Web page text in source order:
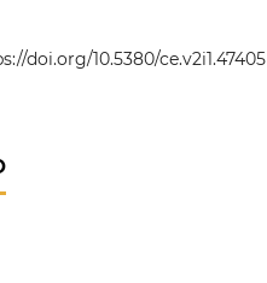
doi.org/10.5380/ce.v2i1.47405